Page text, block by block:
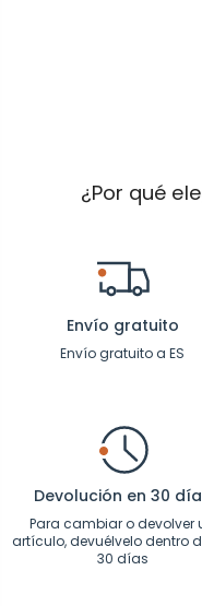
¿Por qué
Envío gratuito
Envío gratuito a ES
Devolución en 30
Para cambiar o devolver
artículo, devuélvelo dentro
30 días